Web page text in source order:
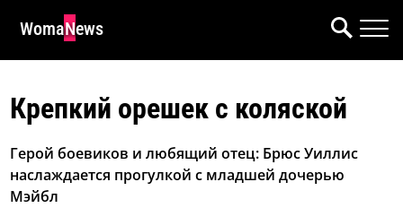
WomaNews
Крепкий орешек с коляской
Герой боевиков и любящий отец: Брюс Уиллис
наслаждается прогулкой с младшей дочерью
Мэйбл